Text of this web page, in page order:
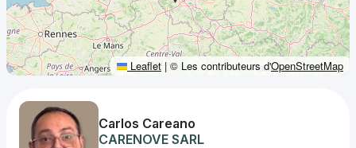
Leaflet |© Les contributeurs d'OpenStreetMap
Carlos Careano
CARENOVE SARL